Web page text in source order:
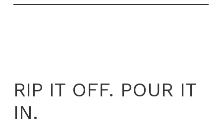
RIP IT OFF. POUR IT
IN.